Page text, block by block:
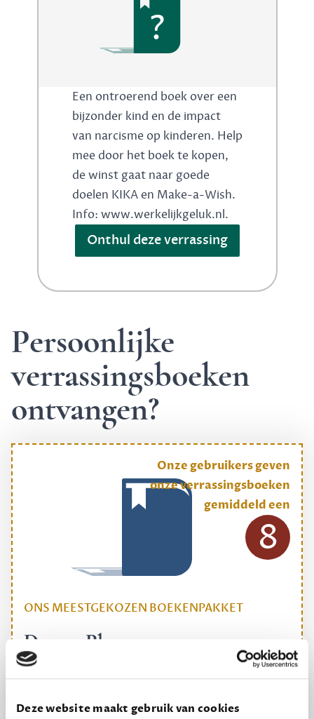
Deze website maakt gebruik van cookies
?
Een ontroerend boek over een
bijzonder kind en de impact
van narcisme op kinderen. Help
mee door het boek te kopen,
de winst gaat naar goede
doelen KIKA en Make-a-Wish.
Info: www.werkelijkgeluk.nl.
Onthul deze verrassing
Persoonlijke
verrassingsboeken
ontvangen?
ONS MEESTGEKOZEN BOEKENPAKKET
Dewey Plus
Een originele manier om je reading challenge te
12,50 per maand, incl. verzending
Onze gebruikers geven
onze verrassingsboeken
gemiddeld een
8